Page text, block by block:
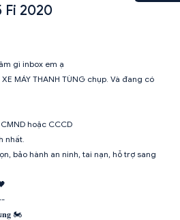
Fi 2020
gì inbox em ạ
MÁY THANH TÙNG chụp. Và đang có
hoặc CCCD
nhất.
bảo hành an ninh, tai nạn, hỗ trợ sang
🏍